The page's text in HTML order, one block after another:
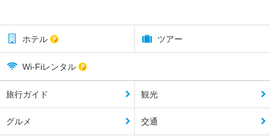
ホテル ツアー
Wi-Fiレンタル
旅行ガイド 観光
グルメ 交通